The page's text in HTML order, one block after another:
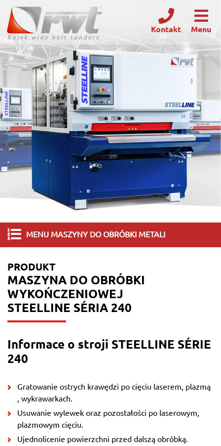
Menu
Kontakt
MENU MASZYNY DO OBRÓBKI METALI
PRODUKT
MASZYNA DO OBRÓBKI
WYKOŃCZENIOWEJ
STEELLINE SÉRIA 240
Informace o stroji STEELLINE SÉRIE
240
Gratowanie ostrych krawędzi po cięciu laserem, plazmą
, wykrawarkach.
Usuwanie wylewek oraz pozostałości po laserowym,
plazmowym cięciu.
Ujednolicenie powierzchni przed dalszą obróbką.